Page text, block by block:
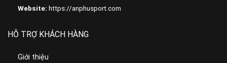
Website: https://anphusport.com
HỖ TRỢ KHÁCH HÀNG
Giới thiệu